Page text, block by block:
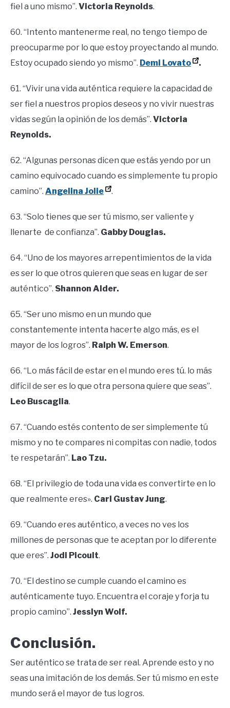
fiel a uno mismo”. Victoria Reynolds.
60. “Intento mantenerme real, no tengo tiempo de
preocuparme por lo que estoy proyectando al mundo.
Estoy ocupado siendo yo mismo”. Demi Lovato .
61. “Vivir una vida auténtica requiere la capacidad de
ser fiel a nuestros propios deseos y no vivir nuestras
vidas según la opinión de los demás”. Victoria
Reynolds.
62. “Algunas personas dicen que estás yendo por un
camino equivocado cuando es simplemente tu propio
camino”. Angelina Jolie .
63. “Solo tienes que ser tú mismo, ser valiente y
llenarte de confianza”. Gabby Douglas.
64. “Uno de los mayores arrepentimientos de la vida
es ser lo que otros quieren que seas en lugar de ser
auténtico”. Shannon Alder.
65. “Ser uno mismo en un mundo que
constantemente intenta hacerte algo más, es el
mayor de los logros”. Ralph W. Emerson.
66. “Lo más fácil de estar en el mundo eres tú. lo más
difícil de ser es lo que otra persona quiere que seas”.
Leo Buscaglia.
67. “Cuando estés contento de ser simplemente tú
mismo y no te compares ni compitas con nadie, todos
te respetarán”. Lao Tzu.
68. “El privilegio de toda una vida es convertirte en lo
que realmente eres». Carl Gustav Jung.
69. “Cuando eres auténtico, a veces no ves los
millones de personas que te aceptan por lo diferente
que eres”. Jodi Picoult.
70. “El destino se cumple cuando el camino es
auténticamente tuyo. Encuentra el coraje y forja tu
propio camino”. Jesslyn Wolf.
Conclusión.
Ser auténtico se trata de ser real. Aprende esto y no
seas una imitación de los demás. Ser tú mismo en este
mundo será el mayor de tus logros.